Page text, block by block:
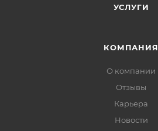
УСЛУГИ
КОМПАНИЯ
О компании
Отзывы
Карьера
Новости